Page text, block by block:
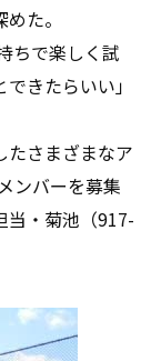
た。
ちで楽しく試
きたらいい」
さまざまなア
ンバーを募集
当・菊池（917-